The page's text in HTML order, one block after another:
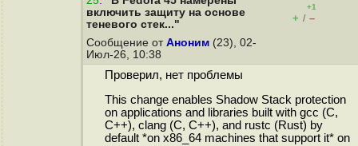
включить защиту на основе
теневого стек..."
+1
+ / –
Сообщение от Аноним (23), 02-
Июл-26, 10:38
Проверил, нет проблемы
This change enables Shadow Stack protection
on applications and libraries built with gcc (C,
C++), clang (C, C++), and rustc (Rust) by
default *on x86_64 machines that support it* on